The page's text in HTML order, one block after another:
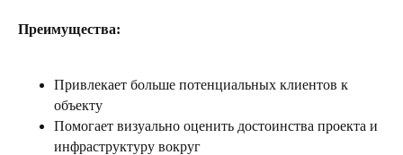
Преимущества:
Привлекает больше потенциальных клиентов к
объекту
Помогает визуально оценить достоинства проекта и
инфраструктуру вокруг